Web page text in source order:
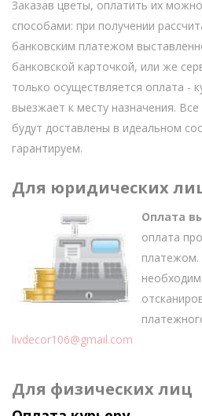
Заказав цветы, оплатить их
способами: при получении
банковским платежом
банковской карточкой, или же
только осуществляется оплата -
выезжает к месту назначения.
будут доставлены в идеальном
гарантируем.
Для юридических
Оплата
оплата
livdecor106@gmail.com
Для физических лиц